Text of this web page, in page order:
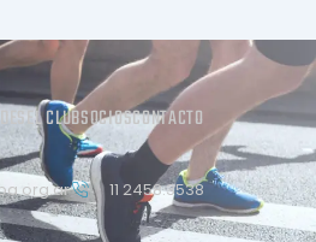
EL CLUBSOCIOSCONTACTO
11 2458.3538